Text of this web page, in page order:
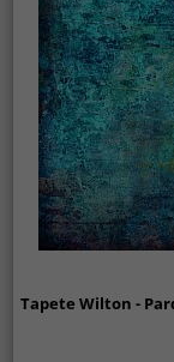
Tapete Wilton -